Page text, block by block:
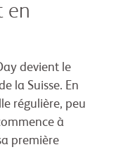
en
devient le
la Suisse. En
régulière, peu
à
première